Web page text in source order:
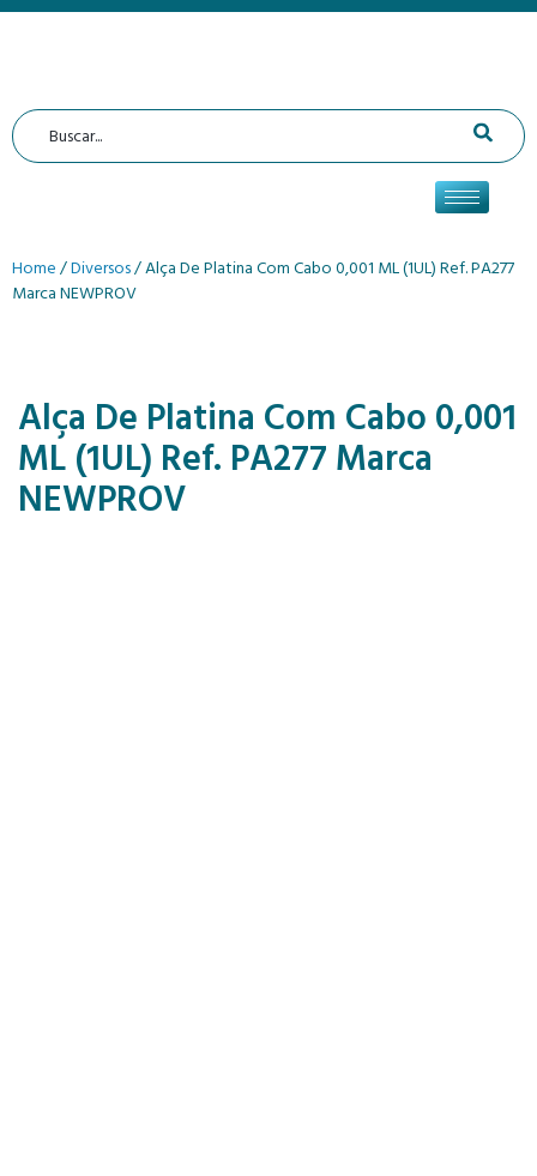
Home/Diversos/ Alça De Platina Com Cabo 0,001 ML (1UL) Ref. PA277
Marca NEWPROV
Alça De Platina Com Cabo 0,001
ML (1UL) Ref. PA277 Marca
NEWPROV